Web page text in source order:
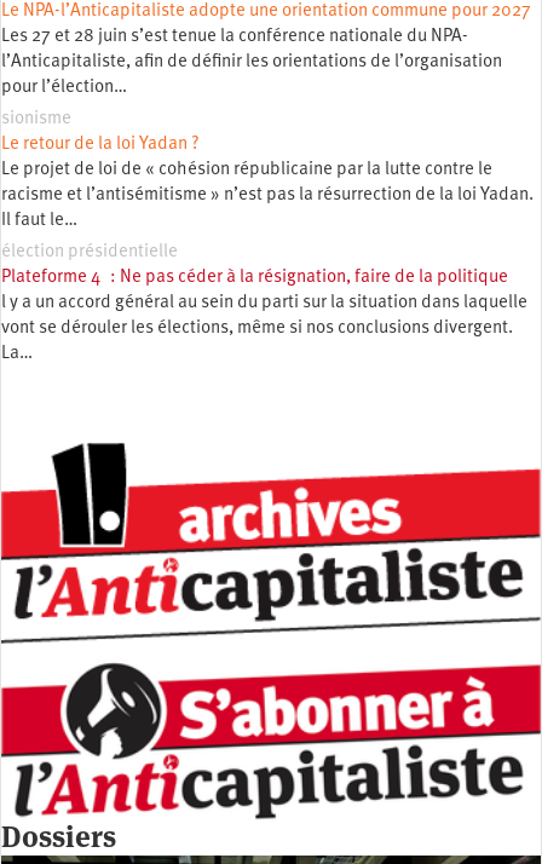
Le NPA-l’Anticapitaliste adopte une orientation commune pour 2027
Les 27 et 28 juin s’est tenue la conférence nationale du NPA-
l’Anticapitaliste, afin de définir les orientations de l’organisation
pour l’élection…
sionisme
Le retour de la loi Yadan ?
Le projet de loi de « cohésion républicaine par la lutte contre le
racisme et l’antisémitisme » n’est pas la résurrection de la loi Yadan.
Il faut le…
élection présidentielle
Plateforme 4 : Ne pas céder à la résignation, faire de la politique
l y a un accord général au sein du parti sur la situation dans laquelle
vont se dérouler les élections, même si nos conclusions divergent.
La…
Dossiers